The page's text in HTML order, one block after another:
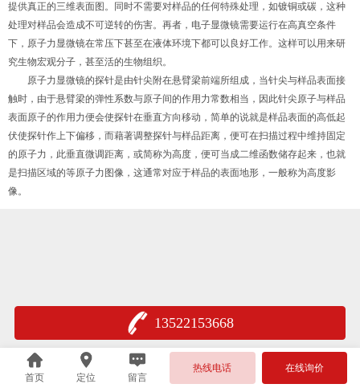
提供真正的三维表面图。同时不需要对样品的任何特殊处理，如镀铜或碳，这种
处理对样品会造成不可逆转的伤害。再者，电子显微镜需要运行在高真空条件
下，原子力显微镜在常压下甚至在液体环境下都可以良好工作。这样可以用来研
究生物宏观分子，甚至活的生物组织。
原子力显微镜的探针是由针尖附在悬臂梁前端所组成，当针尖与样品表面接
触时，由于悬臂梁的弹性系数与原子间的作用力常数相当，因此针尖原子与样品
表面原子的作用力便会使探针在垂直方向移动，简单的说就是样品表面的高低起
伏使探针作上下偏移，而藉著调整探针与样品距离，便可在扫描过程中维持固定
的原子力，此垂直微调距离，或简称为高度，便可当成二维函数储存起来，也就
是扫描区域的等原子力图像，这通常对应于样品的表面地形，一般称为高度影
像。
13522153668
首页 定位 留言
热线电话 在线询价